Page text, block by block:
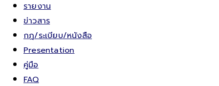
รายงาน
ข่าวสาร
กฎ/ระเบียบ/หนังสือ
Presentation
คู่มือ
FAQ